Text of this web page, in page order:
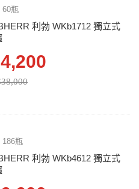
60瓶
利勃 WKb1712 獨立式
186瓶
利勃 WKb4612 獨立式